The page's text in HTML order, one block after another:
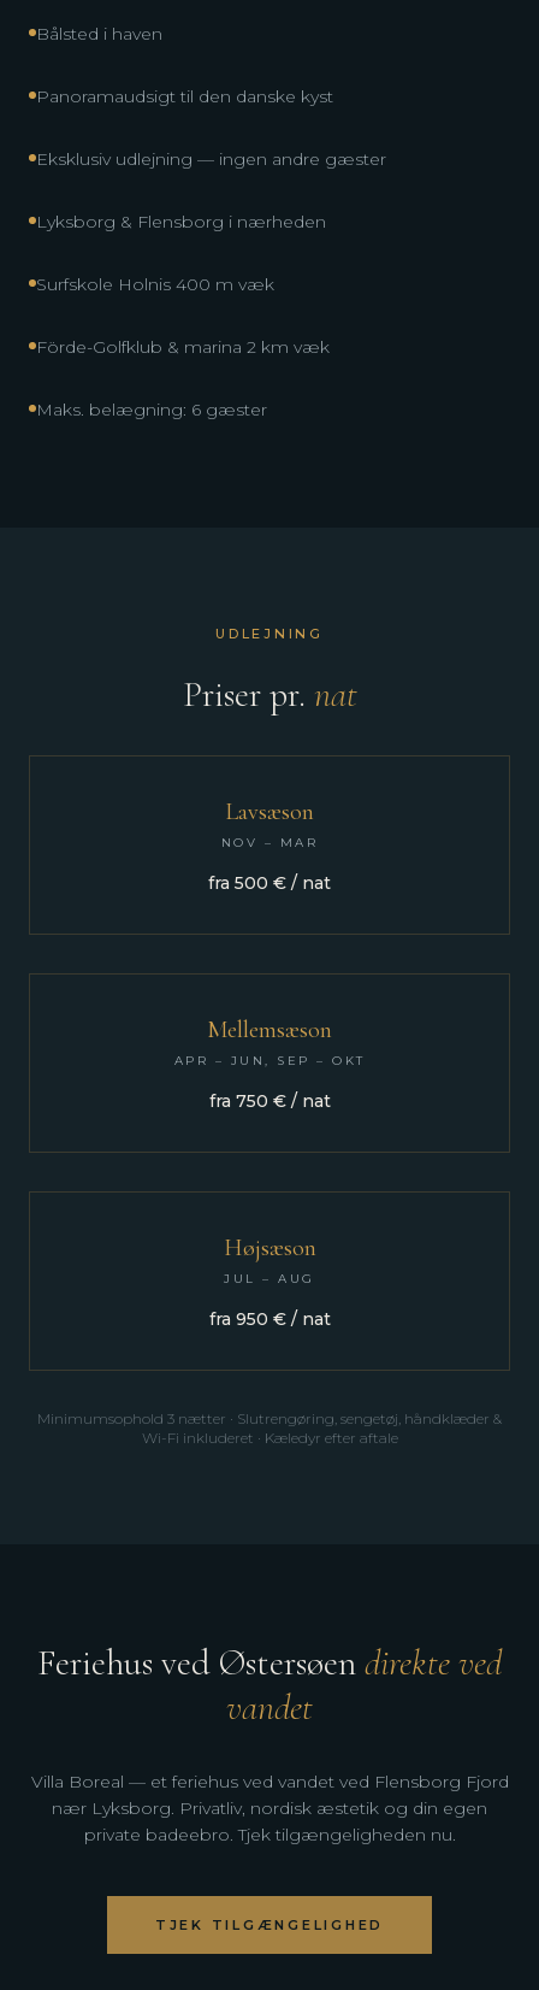
Bålsted i haven
Panoramaudsigt til den danske kyst
Eksklusiv udlejning — ingen andre gæster
Lyksborg & Flensborg i nærheden
Surfskole Holnis 400 m væk
Förde-Golfklub & marina 2 km væk
Maks. belægning: 6 gæster
UDLEJNING
Priser pr. nat
Lavsæson
NOV – MAR
fra 500 € / nat
Mellemsæson
APR – JUN, SEP – OKT
fra 750 € / nat
Højsæson
JUL – AUG
fra 950 € / nat
Minimumsophold 3 nætter · Slutrengøring, sengetøj, håndklæder &
Wi-Fi inkluderet · Kæledyr efter aftale
Feriehus ved Østersøendirekte ved
vandet
Villa Boreal — et feriehus ved vandet ved Flensborg Fjord
nær Lyksborg. Privatliv, nordisk æstetik og din egen
private badeebro. Tjek tilgængeligheden nu.
TJEK TILGÆNGELIGHED